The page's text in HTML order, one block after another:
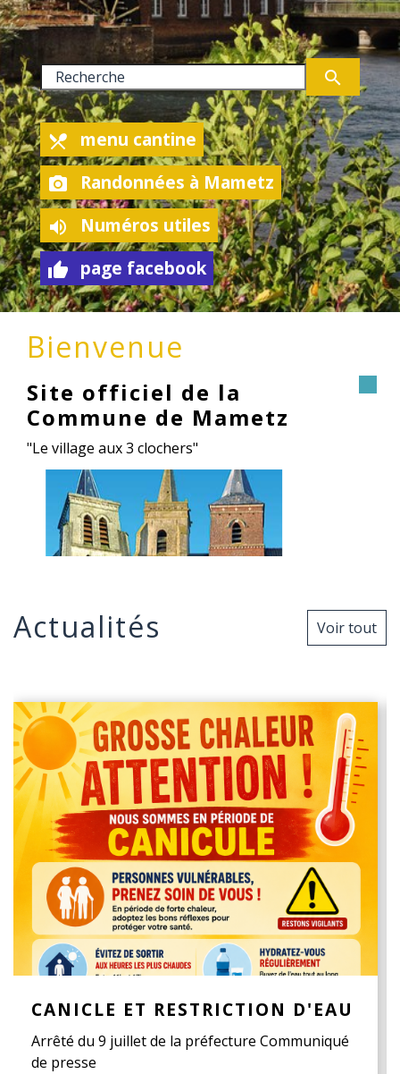
search
local_dining menu cantine
camera_alt Randonnées à Mametz
volume_up Numéros utiles
thumb_up page facebook
Bienvenue
Site officiel de la
Commune de Mametz
"Le village aux 3 clochers"
Actualités Voir tout
CANICLE ET RESTRICTION D'EAU
Arrêté du 9 juillet de la préfecture Communiqué
de presse